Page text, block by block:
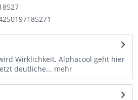
Wirklichkeit. Alphacool geht hier
deutliche... mehr